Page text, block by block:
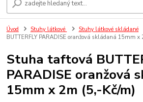
Úvod Stuhy látkové Stuhy látkové skládané
BUTTERFLY PARADISE oranžová skládaná 15mm x
Stuha taftová
PARADISE oranžová
15mm x 2m (5,-Kč/m)